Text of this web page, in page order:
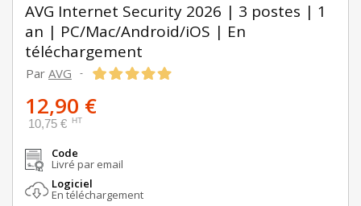
AVG Internet Security 2026 | 3 postes | 1
an | PC/Mac/Android/iOS | En
téléchargement
Par AVG -
12,90 €
10,75 € HT
Code
Livré par email
Logiciel
En téléchargement